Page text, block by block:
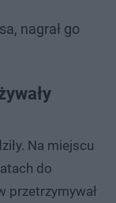
nagrał go
Na miejscu
do
przetrzymywał